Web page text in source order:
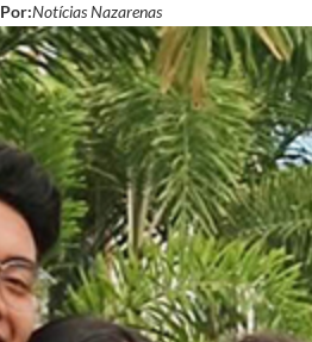
Por:Notícias Nazarenas